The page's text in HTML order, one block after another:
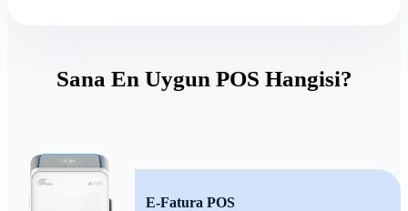
Sana En Uygun POS Hangisi?
E-Fatura POS